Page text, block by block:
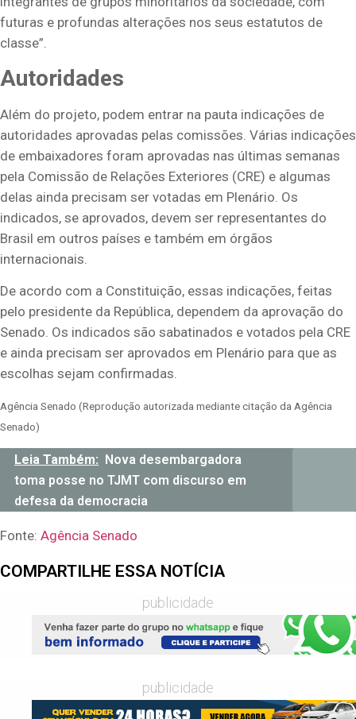
futuras e profundas alterações nos seus estatutos de
classe”.
Autoridades
Além do projeto, podem entrar na pauta indicações de
autoridades aprovadas pelas comissões. Várias indicações
de embaixadores foram aprovadas nas últimas semanas
pela Comissão de Relações Exteriores (CRE) e algumas
delas ainda precisam ser votadas em Plenário. Os
indicados, se aprovados, devem ser representantes do
Brasil em outros países e também em órgãos
internacionais.
De acordo com a Constituição, essas indicações, feitas
pelo presidente da República, dependem da aprovação do
Senado. Os indicados são sabatinados e votados pela CRE
e ainda precisam ser aprovados em Plenário para que as
escolhas sejam confirmadas.
Agência Senado (Reprodução autorizada mediante citação da Agência
Senado)
Leia Também: Nova desembargadora
toma posse no TJMT com discurso em
defesa da democracia
Fonte: Agência Senado
COMPARTILHE ESSA NOTÍCIA
publicidade
publicidade